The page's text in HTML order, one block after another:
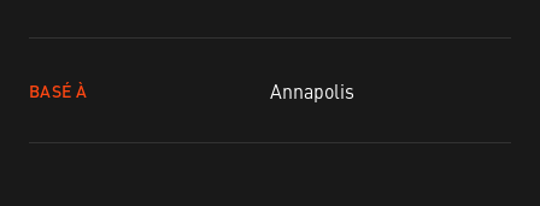
BASÉ À Annapolis